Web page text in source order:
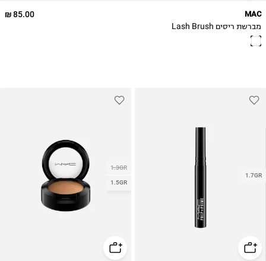
85.00 ₪ MAC
מברשת ריסים Lash Brush
1.7GR
1.3GR
1.5GR